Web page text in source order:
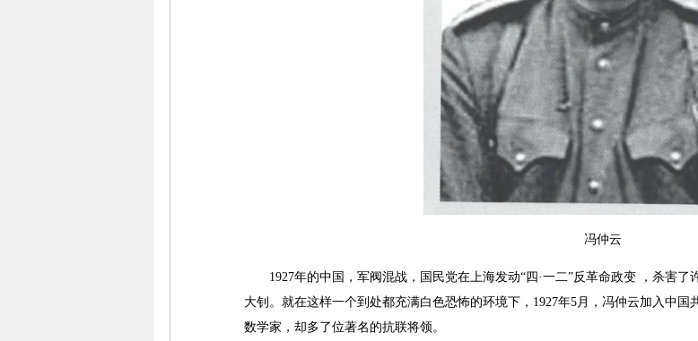
冯仲云
1927年的中国，军阀混战，国民党在上海发动“四·一二”反革命政变 ，杀害了
大钊。就在这样一个到处都充满白色恐怖的环境下，1927年5月，冯仲云加入中
数学家，却多了位著名的抗联将领。